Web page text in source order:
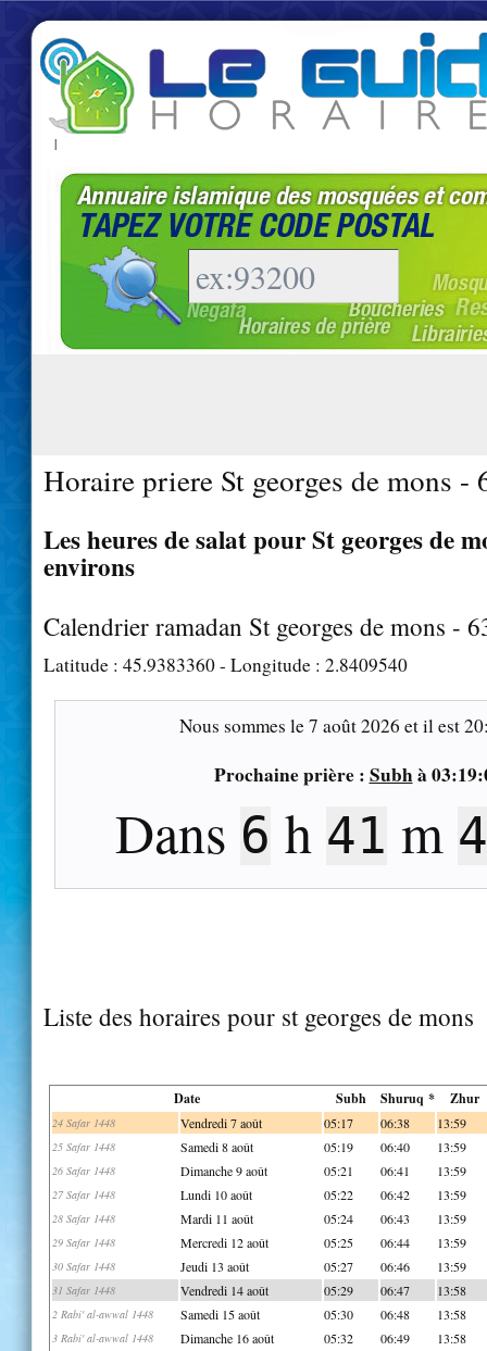
|
Horaire priere St georges de mons -
Les heures de salat pour St georges de
environs
Calendrier ramadan St georges de mons -
Latitude : 45.9383360- Longitude : 2.8409540
Nous sommes le7 août 2026 et il est
Prochaine prière : Subhà
Dans 6 h 41 m
Liste des horaires pour st georges de mons
Date Subh Shuruq * Zhur
24 Safar 1448 Vendredi 7 août 05:17 06:38 13:59
25 Safar 1448 Samedi 8 août 05:19 06:40 13:59
26 Safar 1448 Dimanche 9 août 05:21 06:41 13:59
27 Safar 1448 Lundi 10 août 05:22 06:42 13:59
28 Safar 1448 Mardi 11 août 05:24 06:43 13:59
29 Safar 1448 Mercredi 12 août 05:25 06:44 13:59
30 Safar 1448 Jeudi 13 août 05:27 06:46 13:59
31 Safar 1448 Vendredi 14 août 05:29 06:47 13:58
2 Rabi' al-awwal 1448 Samedi 15 août 05:30 06:48 13:58
3 Rabi' al-awwal 1448 Dimanche 16 août 05:32 06:49 13:58